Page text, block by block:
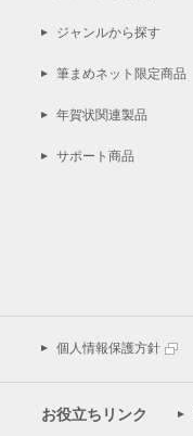
ジャンルから探す
筆まめネット限定商品
年賀状関連製品
サポート商品
個人情報保護方針
お役立ちリンク